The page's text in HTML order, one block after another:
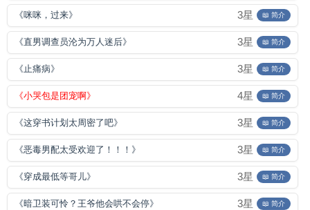
《咪咪，过来》 3星 📖 简介
《直男调查员沦为万人迷后》 3星 📖 简介
《止痛病》 3星 📖 简介
《小哭包是团宠啊》 4星 📖 简介
《这穿书计划太周密了吧》 3星 📖 简介
《恶毒男配太受欢迎了！！！》 3星 📖 简介
《穿成最低等哥儿》 3星 📖 简介
《暗卫装可怜？王爷他会哄不会停》 3星 📖 简介